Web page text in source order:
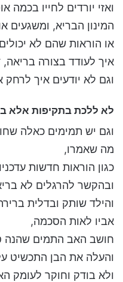
ואזי יורדים לחייו בכמה
המינון הבריא, ומשגעים
או הוראות שהם לא
איך לעודד בצורה
וגם לא יודעים איך
לא ללכת בתקיפות אלא
וגם יש תמימים כאלה
מה שאמרו,
כגון הוראות חדשות
ובהקשר להרגלים לא
והילד שותק ובדלית
אביו לאות הסכמה,
חושב האב התמים שהנה
והעלה את הבן התכשיט
ולא בודק וחוקר לעומק